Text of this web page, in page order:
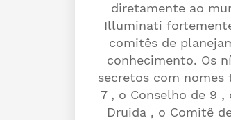
diretamente ao
Illuminati
comitês de
conhecimento. Os
secretos com nomes
7 , o Conselho de 9 ,
Druida , o Comitê